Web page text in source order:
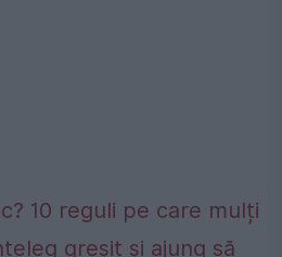
10 reguli pe care mulți
greșit și ajung să